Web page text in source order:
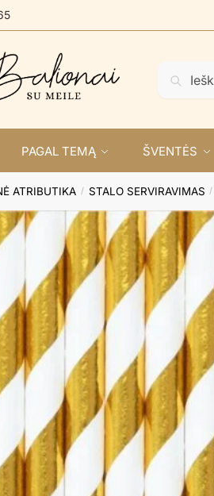
PAGAL TEMĄ ŠVENTĖS
ATRIBUTIKA / STALO SERVIRAVIMAS /